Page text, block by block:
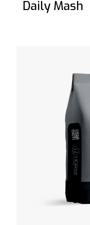
Daily Mash